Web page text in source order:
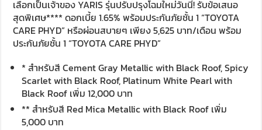
เลือกเป็นเจ้าของ YARIS รุ่นปรับปรุงโฉมใหม่วันนี้! รับข้อเสนอ
สุดพิเศษ**** ดอกเบี้ย 1.65% พร้อมประกันภัยชั้น 1 “TOYOTA
CARE PHYD” หรือผ่อนสบายๆ เพียง 5,625 บาท/เดือน พร้อม
ประกันภัยชั้น 1 “TOYOTA CARE PHYD”
* สำหรับสี Cement Gray Metallic with Black Roof, Spicy
Scarlet with Black Roof, Platinum White Pearl with
Black Roof เพิ่ม 12,000 บาท
** สำหรับสี Red Mica Metallic with Black Roof เพิ่ม
5,000 บาท